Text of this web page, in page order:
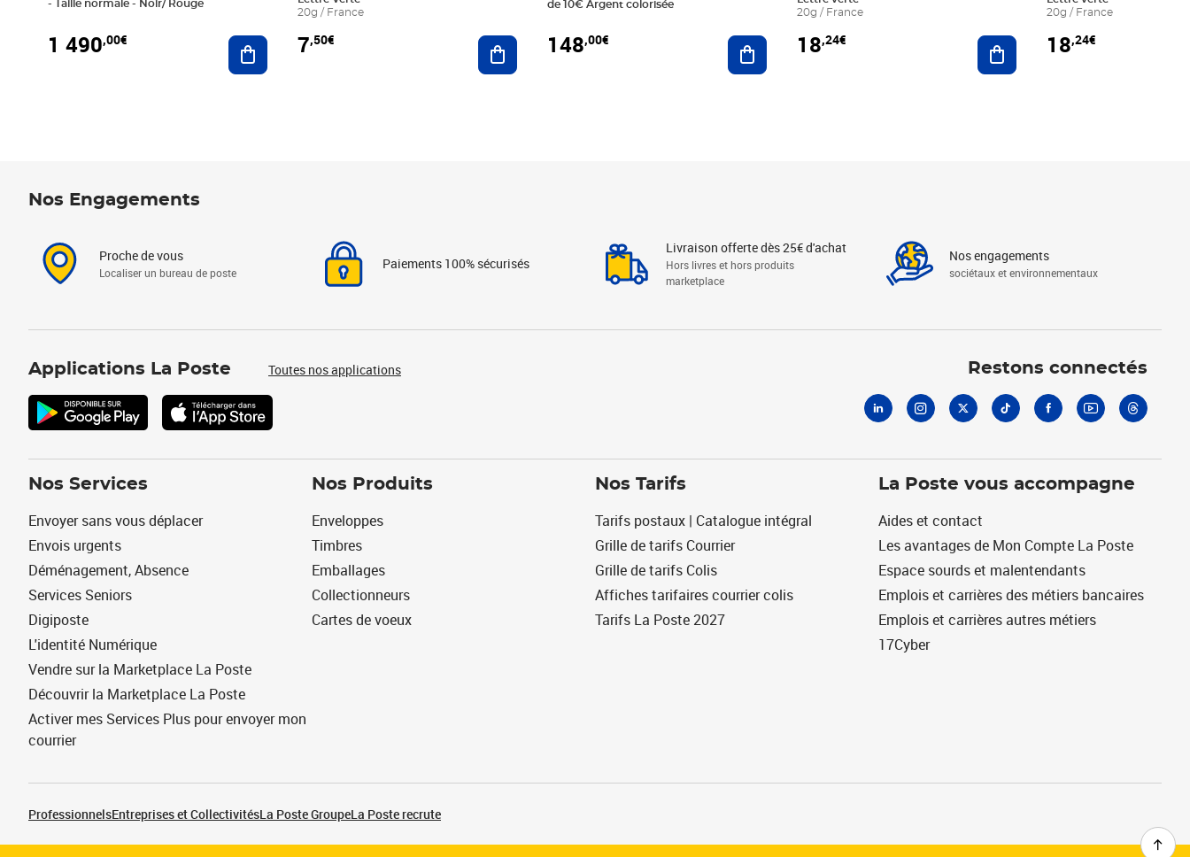
- Taille normale - Noir/ Rouge
1 490,00€ Ajouter au panier
20g / France
7,50€ Ajouter au panier
de 10€ Argent colorisée
148,00€ Ajouter au panier
20g / France
18,24€ Ajouter au panier
20g / France
18,24€
Nos Engagements
Proche de vous
Localiser un bureau de poste
Paiements 100% sécurisés
Livraison offerte dès 25€ d'achat
Hors livres et hors produits
marketplace
Nos engagements
sociétaux et environnementaux
Applications La Poste Toutes nos applications Restons connectés
Nos Services
Envoyer sans vous déplacer
Envois urgents
Déménagement, Absence
Services Seniors
Digiposte
L'identité Numérique
Vendre sur la Marketplace La Poste
Découvrir la Marketplace La Poste
Activer mes Services Plus pour envoyer mon
courrier
Nos Produits
Enveloppes
Timbres
Emballages
Collectionneurs
Cartes de voeux
Nos Tarifs
Tarifs postaux | Catalogue intégral
Grille de tarifs Courrier
Grille de tarifs Colis
Affiches tarifaires courrier colis
Tarifs La Poste 2027
La Poste vous accompagne
Aides et contact
Les avantages de Mon Compte La Poste
Espace sourds et malentendants
Emplois et carrières des métiers bancaires
Emplois et carrières autres métiers
17Cyber
ProfessionnelsEntreprises et CollectivitésLa Poste GroupeLa Poste recrute